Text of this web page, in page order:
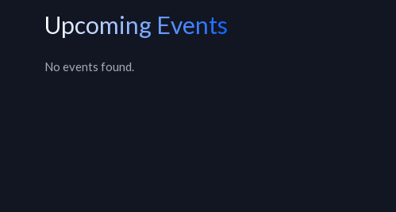
Upcoming Events
No events found.